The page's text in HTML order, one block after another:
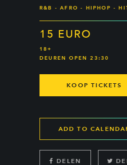
R&B - AFRO - HIPHOP -
15 EURO
18+
DEUREN OPEN 23:30
KOOP TICKETS
ADD TO
DELEN